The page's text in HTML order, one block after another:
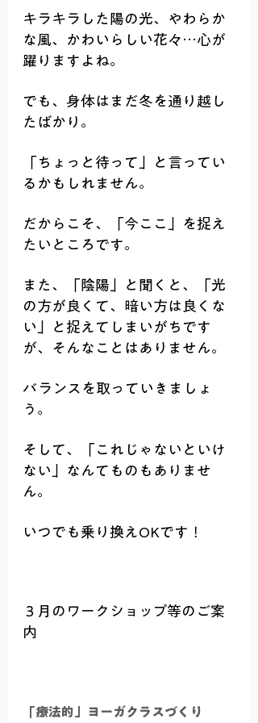
キラキラした陽の光、やわらか
な風、かわいらしい花々…心が
躍りますよね。
でも、身体はまだ冬を通り越し
たばかり。
「ちょっと待って」と言ってい
るかもしれません。
だからこそ、「今ここ」を捉え
たいところです。
また、「陰陽」と聞くと、「光
の方が良くて、暗い方は良くな
い」と捉えてしまいがちです
が、そんなことはありません。
バランスを取っていきましょ
う。
そして、「これじゃないといけ
ない」なんてものもありませ
ん。
いつでも乗り換えOKです！
３月のワークショップ等のご案
内
「療法的」ヨーガクラスづくり